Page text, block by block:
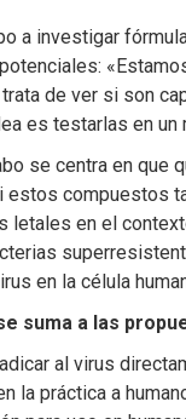
a investigar
de ver si son
es testarlas en un
se centra en
compuestos
en el
en la célula
suma a las
al virus
la práctica a